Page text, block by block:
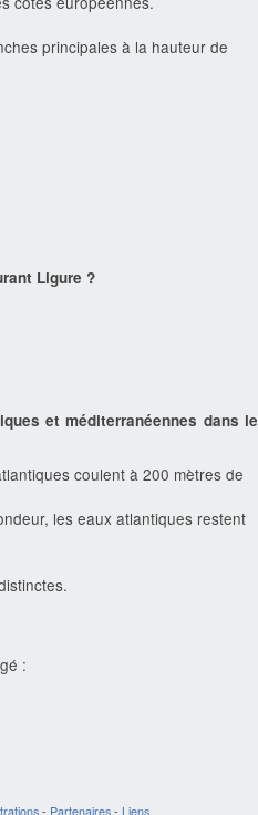
principales à la hauteur de
Ligure ?
et méditerranéennes dans le
coulent à 200 mètres de
les eaux atlantiques restent
:
- Partenaires - Liens